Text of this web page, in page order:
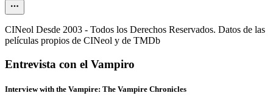
CINeol Desde 2003 - Todos los Derechos Reservados. Datos de las
películas propios de CINeol y de TMDb
Entrevista con el Vampiro
Interview with the Vampire: The Vampire Chronicles